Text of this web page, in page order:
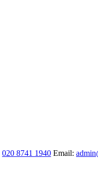
020 8741 1940 Email: